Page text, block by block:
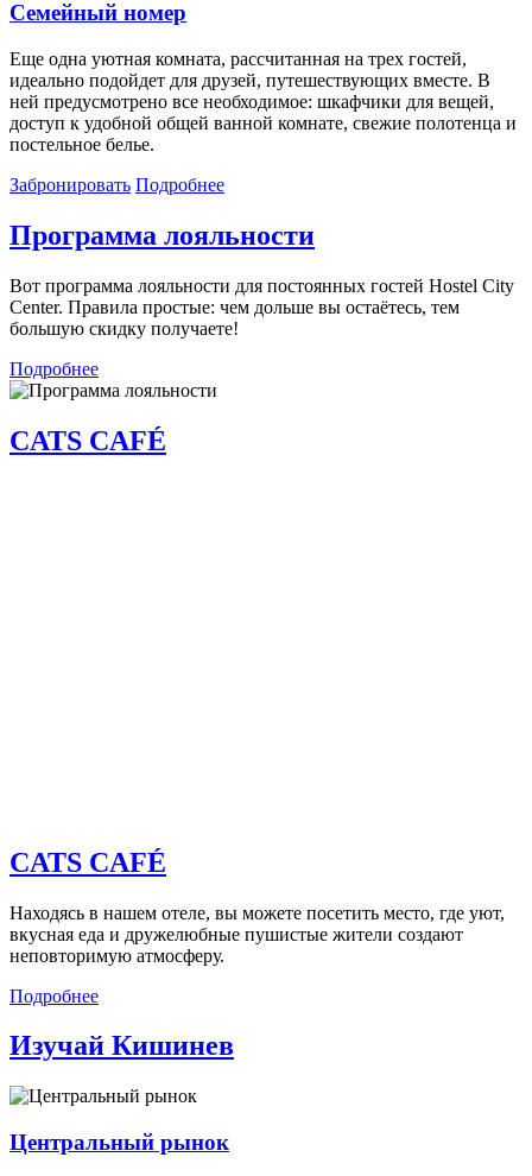
Семейный номер
Еще одна уютная комната, рассчитанная на трех гостей,
идеально подойдет для друзей, путешествующих вместе. В
ней предусмотрено все необходимое: шкафчики для вещей,
доступ к удобной общей ванной комнате, свежие полотенца и
постельное белье.
Забронировать Подробнее
Программа лояльности
Вот программа лояльности для постоянных гостей Hostel City
Center. Правила простые: чем дольше вы остаётесь, тем
большую скидку получаете!
Подробнее
CATS CAFÉ
CATS CAFÉ
Находясь в нашем отеле, вы можете посетить место, где уют,
вкусная еда и дружелюбные пушистые жители создают
неповторимую атмосферу.
Подробнее
Изучай Кишинев
Центральный рынок